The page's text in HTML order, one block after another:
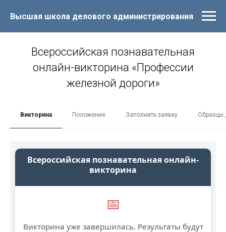
Высшая школа делового администрирования
Всероссийская познавательная
онлайн-викторина «Профессии
железной дороги»
Викторина Положение Заполнить заявку Образцы